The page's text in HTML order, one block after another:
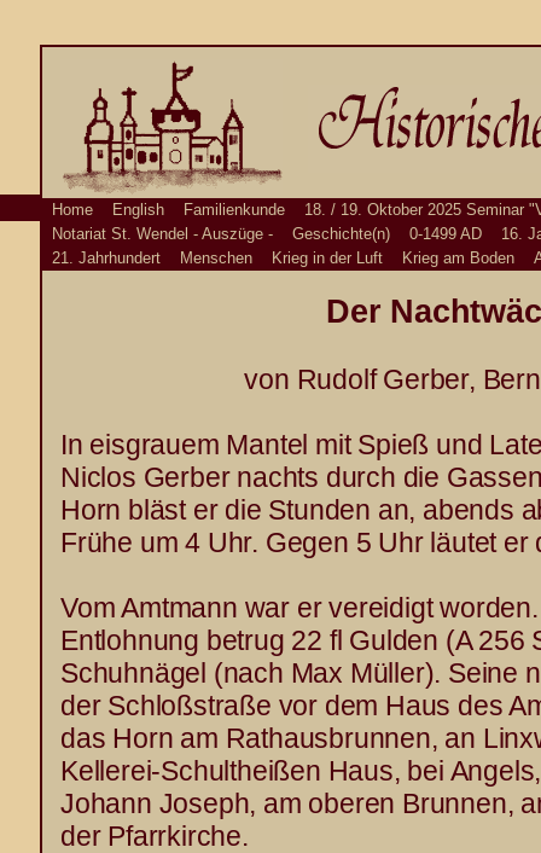
Home English Familienkunde
18. / 19. Oktober 2025 Seminar
Notariat St. Wendel - Auszüge -
Geschichte(n) 0-1499 AD
16.
21. Jahrhundert
Menschen Krieg in der Luft Krieg am Boden
Der
von Rudolf Gerber,
In eisgrauem Mantel mit Spieß und
Niclos Gerber nachts durch die
Horn bläst er die Stunden an, abends
Frühe um 4 Uhr. Gegen 5 Uhr läutet
Vom Amtmann war er vereidigt
Entlohnung betrug 22 fl Gulden (A 256
Schuhnägel (nach Max Müller). Seine
der Schloßstraße vor dem Haus des
das Horn am Rathausbrunnen, an
Kellerei-Schultheißen Haus, bei
Johann Joseph, am oberen Brunnen,
der Pfarrkirche.